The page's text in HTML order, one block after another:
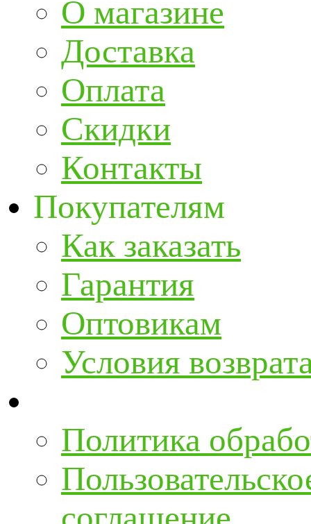
О магазине
Доставка
Оплата
Скидки
Контакты
Покупателям
Как заказать
Гарантия
Оптовикам
Условия
Политика